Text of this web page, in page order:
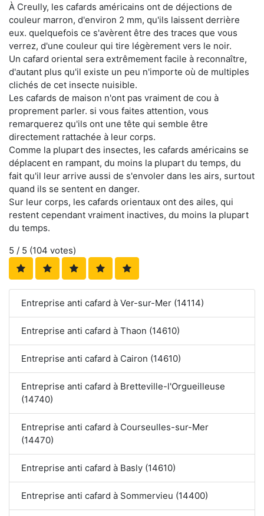
À Creully, les cafards américains ont de déjections de
couleur marron, d'environ 2 mm, qu'ils laissent derrière
eux. quelquefois ce s'avèrent être des traces que vous
verrez, d'une couleur qui tire légèrement vers le noir.
Un cafard oriental sera extrêmement facile à reconnaître,
d'autant plus qu'il existe un peu n'importe où de multiples
clichés de cet insecte nuisible.
Les cafards de maison n'ont pas vraiment de cou à
proprement parler. si vous faites attention, vous
remarquerez qu'ils ont une tête qui semble être
directement rattachée à leur corps.
Comme la plupart des insectes, les cafards américains se
déplacent en rampant, du moins la plupart du temps, du
fait qu'il leur arrive aussi de s'envoler dans les airs, surtout
quand ils se sentent en danger.
Sur leur corps, les cafards orientaux ont des ailes, qui
restent cependant vraiment inactives, du moins la plupart
du temps.
5 / 5 (104 votes)
Entreprise anti cafard à Ver-sur-Mer (14114)
Entreprise anti cafard à Thaon (14610)
Entreprise anti cafard à Cairon (14610)
Entreprise anti cafard à Bretteville-l'Orgueilleuse
(14740)
Entreprise anti cafard à Courseulles-sur-Mer
(14470)
Entreprise anti cafard à Basly (14610)
Entreprise anti cafard à Sommervieu (14400)